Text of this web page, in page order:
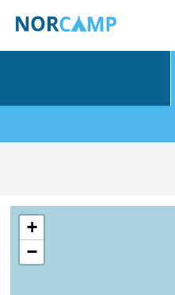
+
−